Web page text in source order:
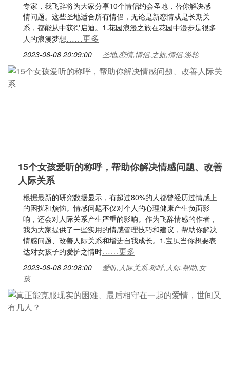
专家，我飞辞将为大家分享10个情侣约会圣地，替你解决感
情问题。这些圣地适合所有情侣，无论是新恋情或是长期关
系，都能从中获得启迪。1.花园浪漫之旅在花园中漫步是很多
人的浪漫梦想……更多
2023-06-08 20:09:00 圣地,恋情,情侣,之旅,情侣,游轮
15个女孩爱听的称呼，帮助你解决情感问题、改善
人际关系
根据最新的研究数据显示，有超过80%的人都曾经历过情感上
的困扰和烦恼。情感问题不仅对个人的心理健康产生负面影
响，还会对人际关系产生严重的影响。作为飞辞情感的作者，
我为大家提供了一些实用的情感管理技巧和建议，帮助你解决
情感问题、改善人际关系和增进自我成长。1.宝贝当你想要表
达对女孩子的爱护之情时……更多
2023-06-08 20:08:00
爱听,人际关系,称呼,人际,帮助,女
孩